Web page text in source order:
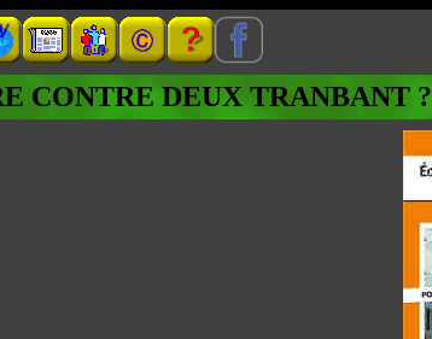
CONTRE DEUX TRANBANT ?